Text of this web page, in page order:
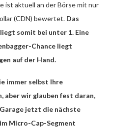
ist aktuell an der Börse mit nur
(CDN) bewertet. Das
somit bei unter 1. Eine
Chance liegt
auf der Hand.
immer selbst Ihre
aber wir glauben fest daran,
jetzt die nächste
Micro-Cap-Segment